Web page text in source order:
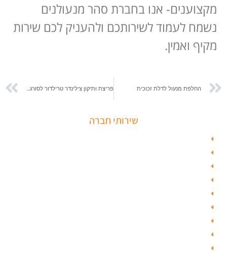
מקצוענים- אנו בחברת סהר מנעולנים
נשמח לעמוד לשירותכם ולהעניק לכם שירות
מקיף ואמין.
החלפת מנעול לדלת זכוכית פריצת ותיקון צילינדר טרילדור לסורגים
שירותי חברה
פורץ כספות
תיקון דלת זכוכית
פורץ רכבים
תיקון דלת
ציפוי דלתות
טפט לדלת פלדלת
טפט לפלדלת
ציפוי דלתות פנים
מנעולים חכמים